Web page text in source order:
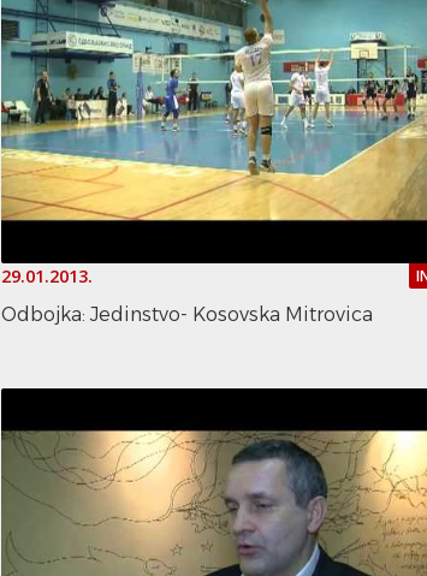
29.01.2013.
Odbojka: Jedinstvo- Kosovska Mitrovica